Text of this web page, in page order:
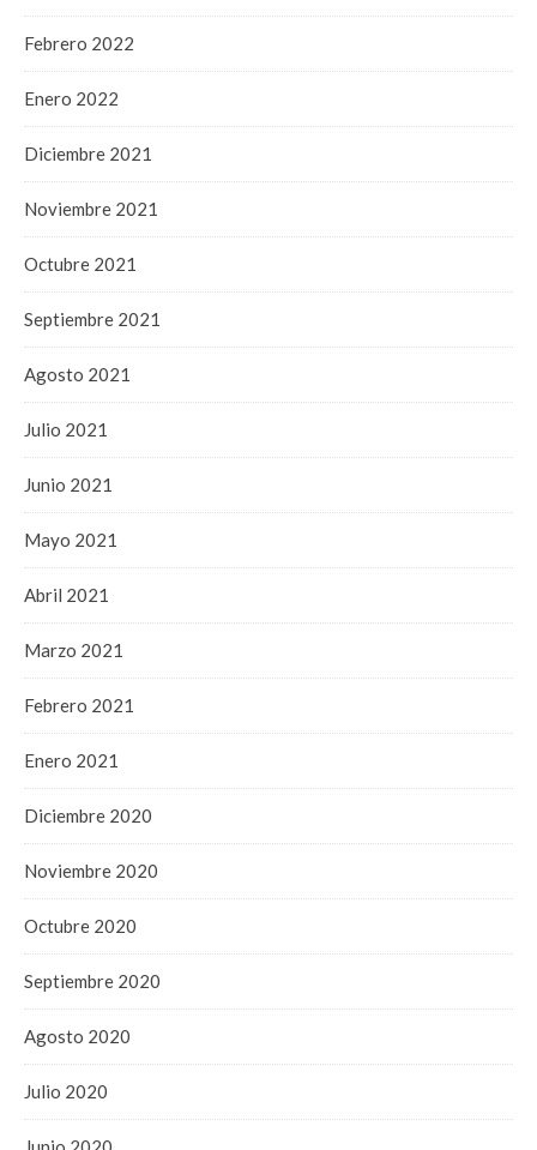
Febrero 2022
Enero 2022
Diciembre 2021
Noviembre 2021
Octubre 2021
Septiembre 2021
Agosto 2021
Julio 2021
Junio 2021
Mayo 2021
Abril 2021
Marzo 2021
Febrero 2021
Enero 2021
Diciembre 2020
Noviembre 2020
Octubre 2020
Septiembre 2020
Agosto 2020
Julio 2020